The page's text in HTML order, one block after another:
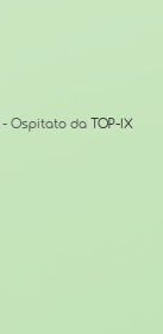
- Ospitato da TOP-IX